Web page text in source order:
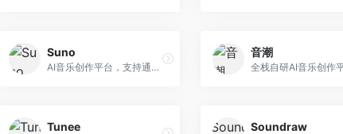
Suno
AI音乐创作平台，支持通过文字描述生成完整歌曲，包含歌词、旋律和人声。面向音乐爱好者、内容创作者和独立音乐人，操作门槛低，创作速度快，支持多种音乐风格，为音乐创作带来全新可能。
音潮
Tunee Soundraw